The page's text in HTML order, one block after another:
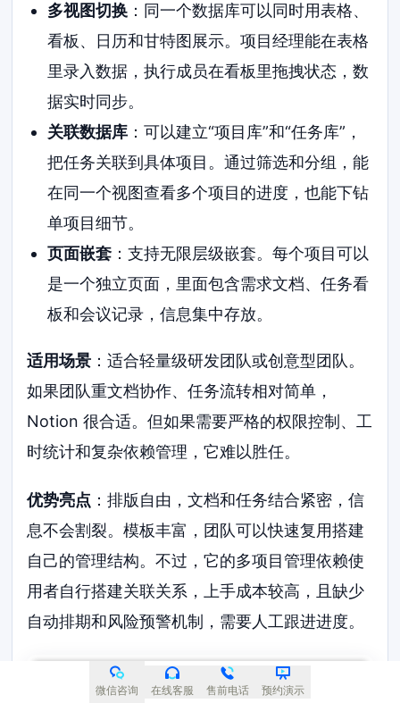
多视图切换：同一个数据库可以同时用表格、
看板、日历和甘特图展示。项目经理能在表格
里录入数据，执行成员在看板里拖拽状态，数
据实时同步。
关联数据库：可以建立“项目库”和“任务库”，
把任务关联到具体项目。通过筛选和分组，能
在同一个视图查看多个项目的进度，也能下钻
单项目细节。
页面嵌套：支持无限层级嵌套。每个项目可以
是一个独立页面，里面包含需求文档、任务看
板和会议记录，信息集中存放。
适用场景 ：适合轻量级研发团队或创意型团队。
如果团队重文档协作、任务流转相对简单，
Notion 很合适。但如果需要严格的权限控制、工
时统计和复杂依赖管理，它难以胜任。
优势亮点 ：排版自由，文档和任务结合紧密，信
息不会割裂。模板丰富，团队可以快速复用搭建
自己的管理结构。不过，它的多项目管理依赖使
用者自行搭建关联关系，上手成本较高，且缺少
自动排期和风险预警机制，需要人工跟进进度。
微信咨询 在线客服 售前电话 预约演示